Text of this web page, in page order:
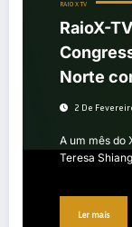
RAIO X TV
RaioX-
Norte
2 De
A um mês do
Teresa
Ler mais